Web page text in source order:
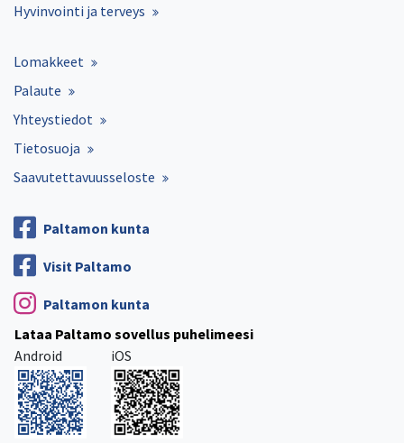
Hyvinvointi ja terveys
Lomakkeet
Palaute
Yhteystiedot
Tietosuoja
Saavutettavuusseloste
Paltamon kunta
Visit Paltamo
Paltamon kunta
Lataa Paltamo sovellus puhelimeesi
Android
iOS